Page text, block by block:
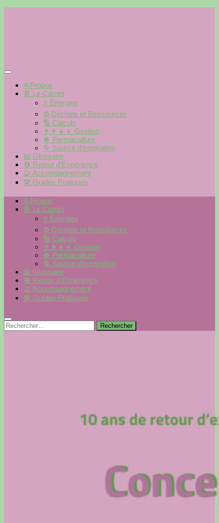
A Propos
📔 Le Carnet
⚡️ Énergies
♻️ Déchets et Ressources
🔢 Calculs
👨‍👩‍👧‍👦 Gestion
🍀 Permaculture
🌀 Source d’Inspiration
📖 Glossaire
🔄 Retour d’Expérience
🤝 Accompagnement
🛠 Guides Pratiques
A Propos
📔 Le Carnet
⚡️ Énergies
♻️ Déchets et Ressources
🔢 Calculs
👨‍👩‍👧‍👦 Gestion
🍀 Permaculture
🌀 Source d’Inspiration
📖 Glossaire
🔄 Retour d’Expérience
🤝 Accompagnement
🛠 Guides Pratiques
Rechercher :